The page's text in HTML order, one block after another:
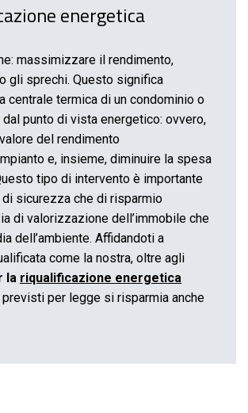
energetica
massimizzare il rendimento,
gli sprechi. Questo significa
centrale termica di un condominio o
dal punto di vista energetico: ovvero,
del rendimento
e, insieme, diminuire la spesa
tipo di intervento è importante
sicurezza che di risparmio
di valorizzazione dell’immobile che
dell’ambiente. Affidandoti a
come la nostra, oltre agli
la riqualificazione energetica
previsti per legge si risparmia anche